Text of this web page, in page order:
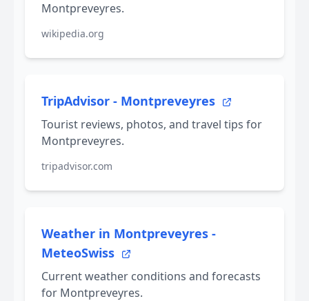
Montpreveyres.
wikipedia.org
TripAdvisor - Montpreveyres
Tourist reviews, photos, and travel tips for
Montpreveyres.
tripadvisor.com
Weather in Montpreveyres -
MeteoSwiss
Current weather conditions and forecasts
for Montpreveyres.